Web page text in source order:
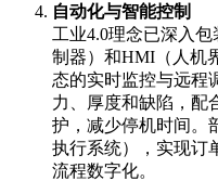
自动化与智能控制
工业4.0理念已深入
制器）和HMI（人机
态的实时监控与远程
力、厚度和缺陷，配
护，减少停机时间。
执行系统），实现订
流程数字化。